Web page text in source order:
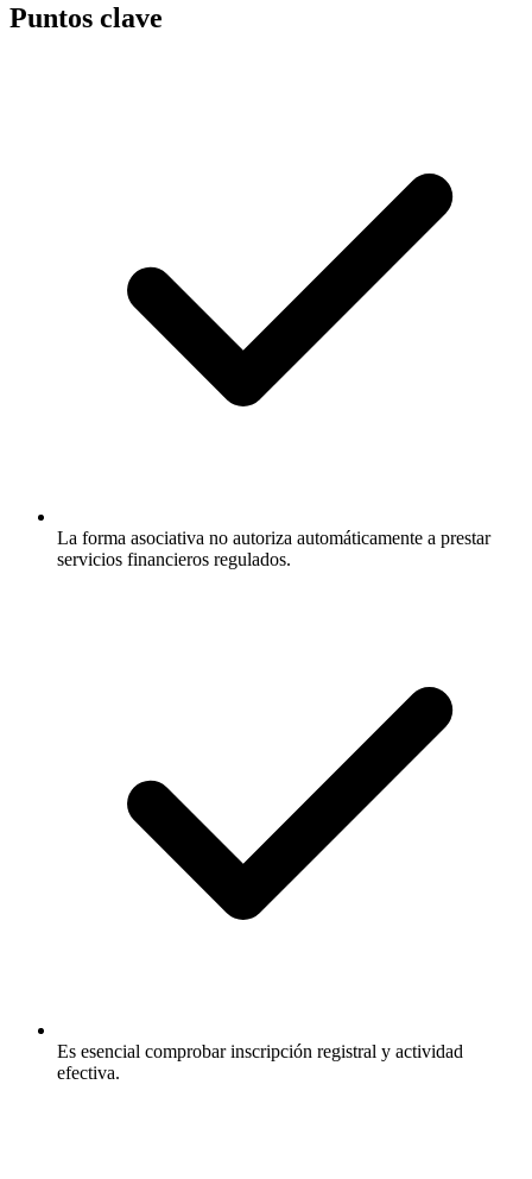
Puntos clave
La forma asociativa no autoriza automáticamente a prestar
servicios financieros regulados.
Es esencial comprobar inscripción registral y actividad
efectiva.